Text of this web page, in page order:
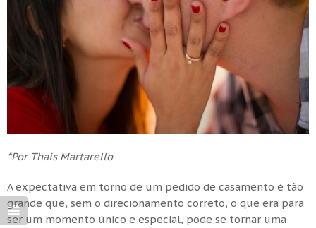
*Por Thais Martarello
A expectativa em torno de um pedido de casamento é tão
grande que, sem o direcionamento correto, o que era para
ser um momento único e especial, pode se tornar uma